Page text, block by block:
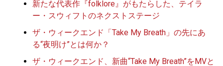
新たな代表作『folklore』がもたらした、テイラ
ー・スウィフトのネクストステージ
ザ・ウィークエンド「Take My Breath」の先にあ
る“夜明け”とは何か？
ザ・ウィークエンド、新曲“Take My Breath”をMVと